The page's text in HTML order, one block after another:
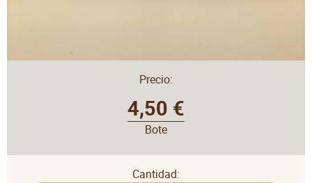
Precio:
4,50 €
Bote
Cantidad: